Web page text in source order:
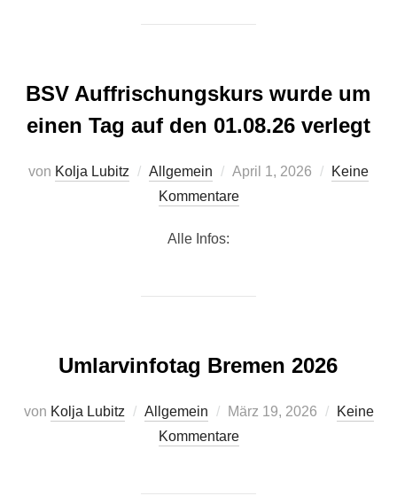
BSV Auffrischungskurs wurde um
einen Tag auf den 01.08.26 verlegt
von Kolja Lubitz Allgemein
Veröffentlicht
am
April 1, 2026
Keine
Kommentare
Alle Infos:
Umlarvinfotag Bremen 2026
von Kolja Lubitz Allgemein
Veröffentlicht
am
März 19, 2026
Keine
Kommentare